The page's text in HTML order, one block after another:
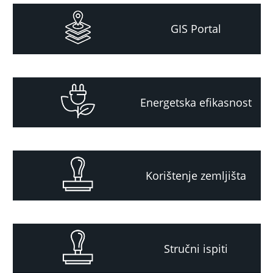
GIS Portal
Energetska efikasnost
Korištenje zemljišta
Stručni ispiti